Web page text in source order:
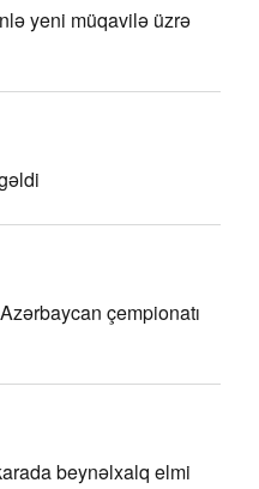
yeni müqavilə üzrə
çempionatı
beynəlxalq elmi